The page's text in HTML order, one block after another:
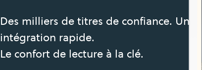
Des milliers de titres de confiance. Une
intégration rapide.
Le confort de lecture à la clé.